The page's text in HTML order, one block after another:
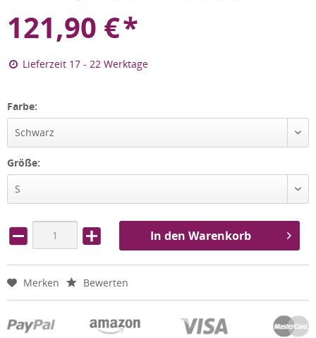
121,90 €*
Lieferzeit 17 - 22 Werktage
Farbe:
Schwarz
Größe:
S
In den Warenkorb
Merken Bewerten